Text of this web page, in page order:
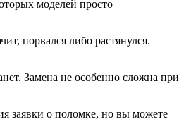
моделей просто
порвался либо растянулся.
Замена не особенно сложна при
заявки о поломке, но вы можете